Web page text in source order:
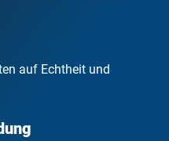
auf Echtheit und